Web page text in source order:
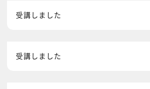
受講しました
受講しました